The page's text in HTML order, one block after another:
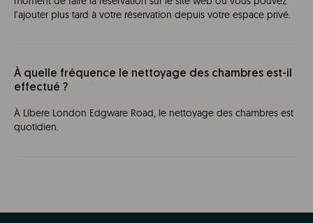
l’ajouter plus tard à votre réservation depuis votre espace privé.
À quelle fréquence le nettoyage des chambres est-il
effectué ?
À Líbere London Edgware Road, le nettoyage des chambres est
quotidien.